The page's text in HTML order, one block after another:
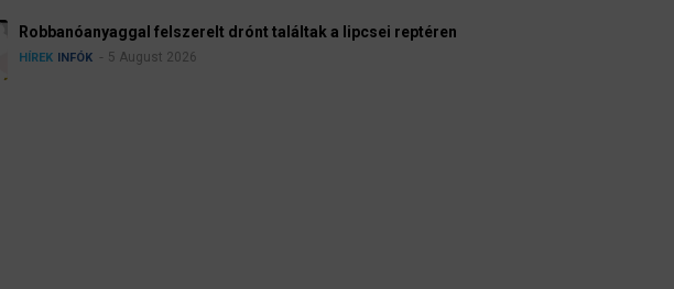
Robbanóanyaggal felszerelt drónt találtak a lipcsei reptéren
HÍREK INFÓK 5 August 2026